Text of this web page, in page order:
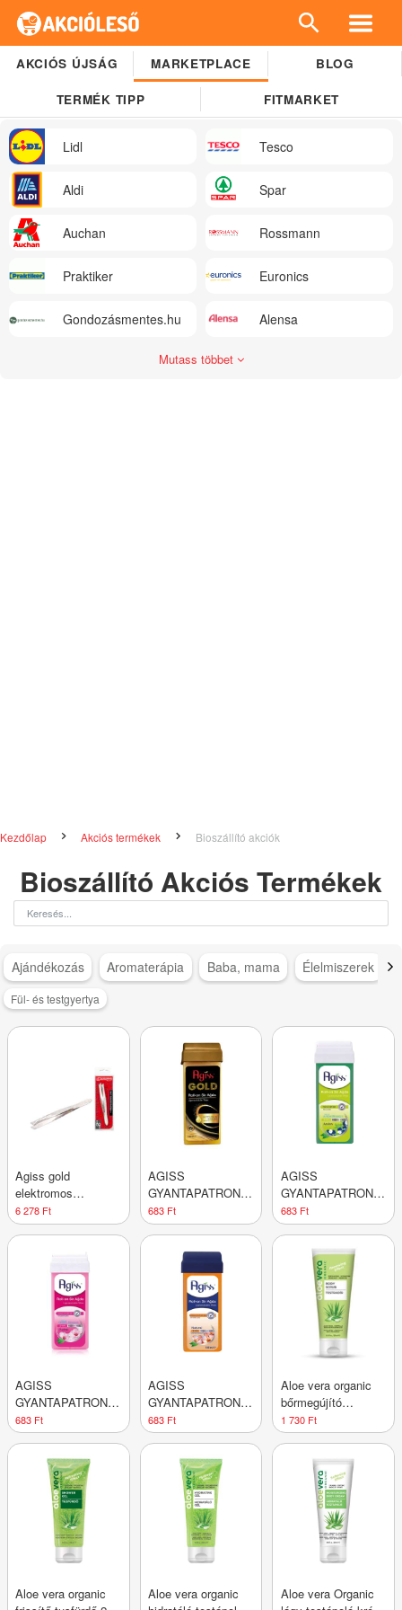
AKCIÓS ÚJSÁG MARKETPLACE BLOG
TERMÉK TIPP FITMARKET
Lidl Tesco
Aldi Spar
Auchan Rossmann
Praktiker Euronics
Gondozásmentes.hu Alensa
Mutass többet
Kezdőlap Akciós termékek Bioszállító akciók
Bioszállító Akciós Termékek
Ajándékozás Aromaterápia Baba, mama Élelmiszerek
Fül- és testgyertya
Agiss gold
elektromos
gyantázószett 1 db
6 278 Ft
AGISS
GYANTAPATRON
ARANY ÁPOLÓVAL
683 Ft
AGISS
GYANTAPATRON
BOROKABOGYÓVAL
683 Ft
AGISS
GYANTAPATRON
CSERESZNYEVIRÁG
683 Ft
AGISS
GYANTAPATRON
NORMÁL BŐRRE
683 Ft
Aloe vera organic
bőrmegújító
testradír 250 ml
1 730 Ft
Aloe vera organic
Aloe vera organic
Aloe vera Organic